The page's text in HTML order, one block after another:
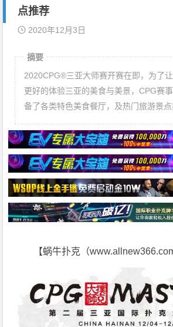
点推荐
2020年12月3日
摘要
2020CPG®三亚大师赛开赛在即，为了
更好的体验三亚的美食与美景，CPG赛
备了各类特色美食餐厅，及热门旅游景点
【蜗牛扑克（